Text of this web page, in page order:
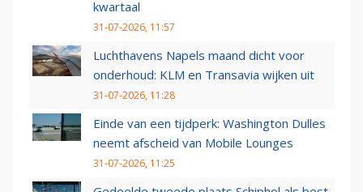
kwartaal
31-07-2026, 11:57
Luchthavens Napels maand dicht voor
onderhoud: KLM en Transavia wijken uit
31-07-2026, 11:28
Einde van een tijdperk: Washington Dulles
neemt afscheid van Mobile Lounges
31-07-2026, 11:25